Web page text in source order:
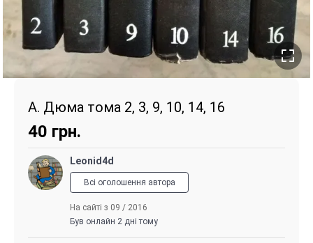
А. Дюма тома 2, 3, 9, 10, 14, 16
40 грн.
Leonid4d
Всі оголошення автора
На сайті з 09 / 2016
Був онлайн 2 дні тому